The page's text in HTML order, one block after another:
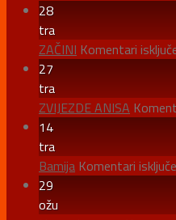
28
tra
ZAČINI Komentari
27
tra
ZVIJEZDE ANISA
14
tra
Bamija Komentari
29
ožu